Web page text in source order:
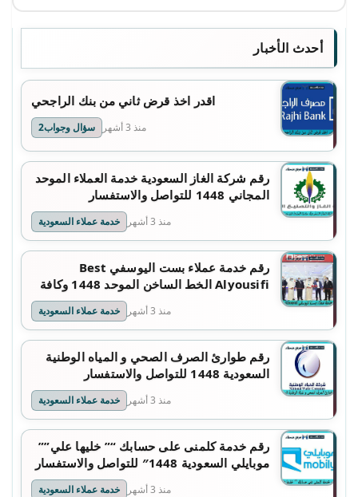
أحدث الأخبار
اقدر اخذ قرض ثاني من بنك الراجحي
منذ 3 أشهر سؤال وجواب2
رقم شركة الغاز السعودية خدمة العملاء الموحد
المجاني 1448 للتواصل والاستفسار
منذ 3 أشهر خدمة عملاء السعودية
رقم خدمة عملاء بست اليوسفي Best
Alyousifi الخط الساخن الموحد 1448 وكافة
منذ 3 أشهر خدمة عملاء السعودية
رقم طوارئ الصرف الصحي و المياه الوطنية
السعودية 1448 للتواصل والاستفسار
منذ 3 أشهر خدمة عملاء السعودية
رقم خدمة كلمنى على حسابك “” خليها علي””
موبايلي السعودية 1448″ للتواصل والاستفسار
منذ 3 أشهر خدمة عملاء السعودية